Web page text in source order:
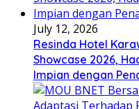
July 12, 2026
Resinda Hotel
Showcase 2026,
Impian dengan